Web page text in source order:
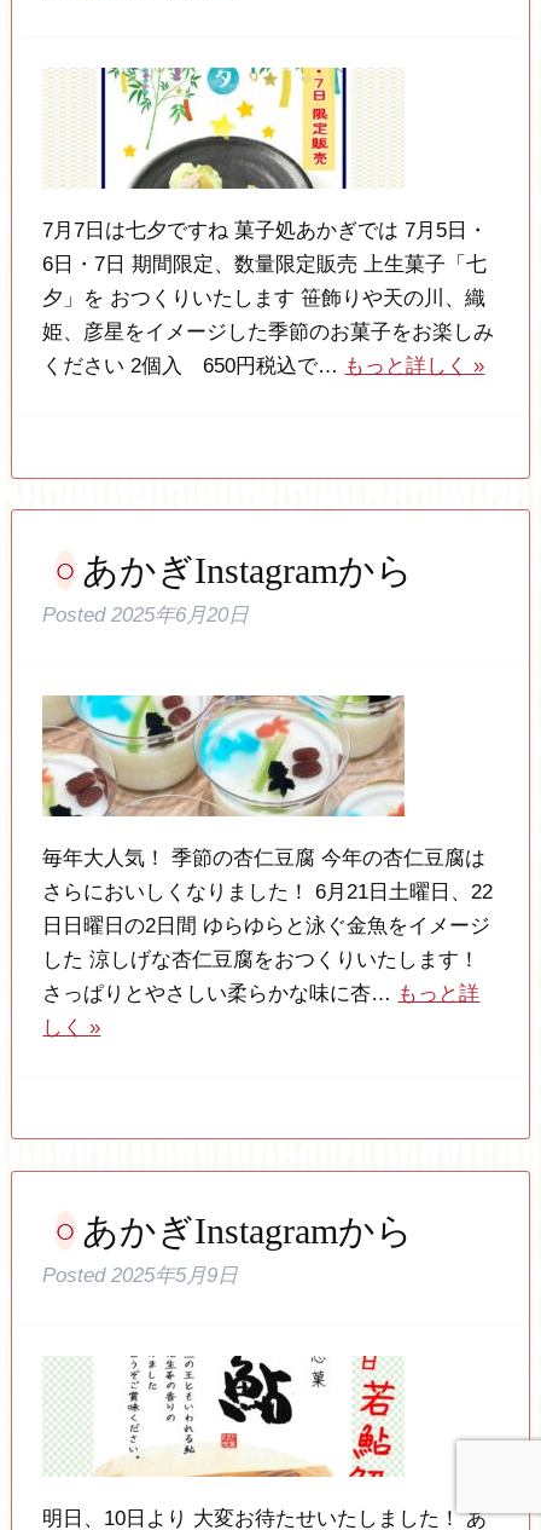
7月7日は七夕ですね 菓子処あかぎでは 7月5日・
6日・7日 期間限定、数量限定販売 上生菓子「七
夕」を おつくりいたします 笹飾りや天の川、織
姫、彦星をイメージした季節のお菓子をお楽しみ
ください 2個入 650円税込で… もっと詳しく »
あかぎInstagramから
Posted2025年6月20日
毎年大人気！ 季節の杏仁豆腐 今年の杏仁豆腐は
さらにおいしくなりました！ 6月21日土曜日、22
日日曜日の2日間 ゆらゆらと泳ぐ金魚をイメージ
した 涼しげな杏仁豆腐をおつくりいたします！
さっぱりとやさしい柔らかな味に杏… もっと詳
しく »
あかぎInstagramから
Posted2025年5月9日
明日、10日より 大変お待たせいたしました！ あ